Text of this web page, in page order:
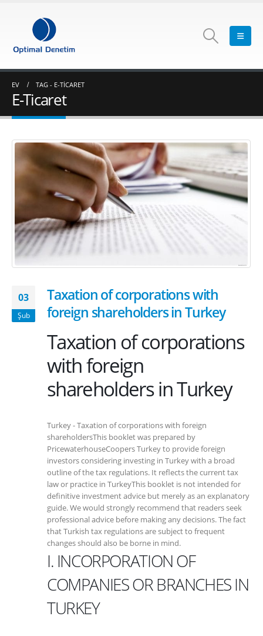
EV TAG - E-TICARET
E-Ticaret
03
Şub
Taxation of corporations with
foreign shareholders in Turkey
Taxation of corporations
with foreign
shareholders in Turkey
Turkey - Taxation of corporations with foreign
shareholdersThis booklet was prepared by
PricewaterhouseCoopers Turkey to provide foreign
investors considering investing in Turkey with a broad
outline of the tax regulations. It reflects the current tax
law or practice in TurkeyThis booklet is not intended for
definitive investment advice but merely as an explanatory
guide. We would strongly recommend that readers seek
professional advice before making any decisions. The fact
that Turkish tax regulations are subject to frequent
changes should also be borne in mind.
I. INCORPORATION OF
COMPANIES OR BRANCHES IN
TURKEY